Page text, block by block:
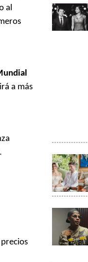
al
a más